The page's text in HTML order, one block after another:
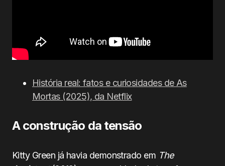
História real: fatos e curiosidades de As
Mortas (2025), da Netflix
A construção da tensão
Kitty Green já havia demonstrado em The